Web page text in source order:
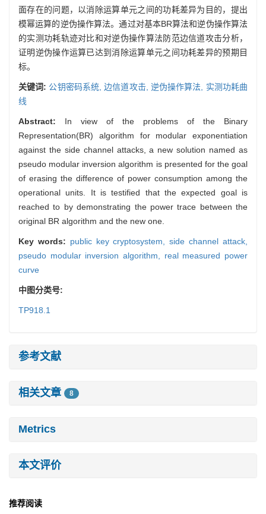
面存在的问题，以消除运算单元之间的功耗差异为目的，提出
模幂运算的逆伪操作算法。通过对基本BR算法和逆伪操作算法
的实测功耗轨迹对比和对逆伪操作算法防范边信道攻击分析，
证明逆伪操作运算已达到消除运算单元之间功耗差异的预期目
标。
关键词: 公钥密码系统,边信道攻击, 逆伪操作算法, 实测功耗曲
线
Abstract: In view of the problems of the Binary
Representation(BR) algorithm for modular exponentiation
against the side channel attacks, a new solution named as
pseudo modular inversion algorithm is presented for the goal
of erasing the difference of power consumption among the
operational units. It is testified that the expected goal is
reached to by demonstrating the power trace between the
original BR algorithm and the new one.
Key words: public key cryptosystem,side channel attack,
pseudo modular inversion algorithm, real measured power
curve
中图分类号:
TP918.1
参考文献
相关文章 8
Metrics
本文评价